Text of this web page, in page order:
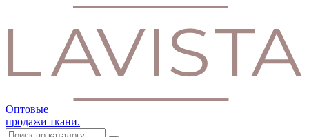
Оптовые
продажи ткани.